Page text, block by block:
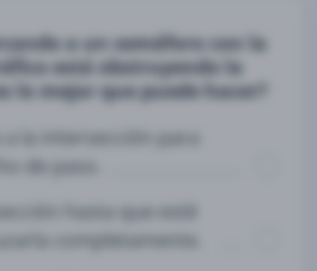
a un semáforo con la
está obstruyendo la
lo mejor que puede hacer?
la intersección para
de paso.
hasta que esté
completamente.